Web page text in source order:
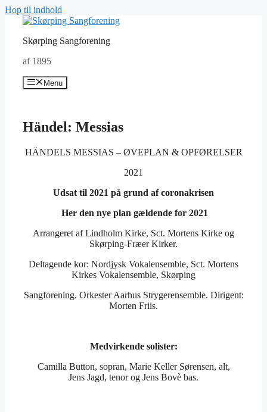
Hop til indhold
Skørping Sangforening
af 1895
Menu
Händel: Messias
HÄNDELS MESSIAS – ØVEPLAN & OPFØRELSER
2021
Udsat til 2021 på grund af coronakrisen
Her den nye plan gældende for 2021
Arrangeret af Lindholm Kirke, Sct. Mortens Kirke og
Skørping-Fræer Kirker.
Deltagende kor: Nordjysk Vokalensemble, Sct. Mortens
Kirkes Vokalensemble, Skørping
Sangforening. Orkester Aarhus Strygerensemble. Dirigent:
Morten Friis.
Medvirkende solister:
Camilla Button, sopran, Marie Keller Sørensen, alt,
Jens Jagd, tenor og Jens Bovè bas.